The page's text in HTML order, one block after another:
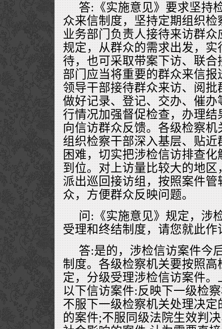
答:《实施意见》要求坚持
众来信制度，坚持定期组织
业务部门负责人接待来访群
规定，从群众的需求出发，
待，也可采取带案下访、联
部门应当将重要的群众来信
领导干部接待群众来访、阅
做好记录、登记、交办、催
行情况加强督促检查，办理
向信访群众反馈。各级检察
组织检察干部深入基层、贴
困难，切实把涉检信访排查
到位。对上访量比较大的地
派出巡回接访组，按照案件
众，方便群众反映问题。
问:《实施意见》规定，涉
受理和终结制度，请您就此作
答:是的，涉检信访案件今
制度。各级检察机关要按照
定，分级受理涉检信访案件
以下信访案件:反映下一级检
不服下一级检察机关处理决
的案件;不服同级法院生效判